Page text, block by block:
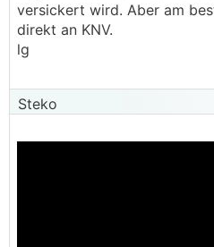
versickert wird. Aber am
direkt an KNV.
lg
Steko